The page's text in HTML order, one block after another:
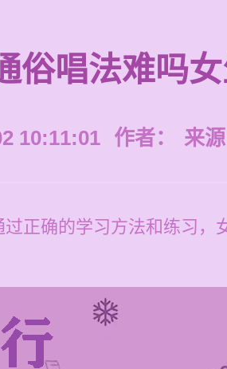
俗唱法难吗
10:11:01 作者： 来源
正确的学习方法和练习，